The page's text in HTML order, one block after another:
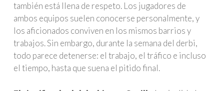
también está llena de respeto. Los jugadores de
ambos equipos suelen conocerse personalmente, y
los aficionados conviven en los mismos barrios y
trabajos. Sin embargo, durante la semana del derbi,
todo parece detenerse: el trabajo, el tráfico e incluso
el tiempo, hasta que suena el pitido final.